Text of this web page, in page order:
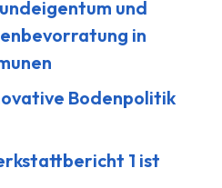
und
in
Bodenpolitik
1 ist